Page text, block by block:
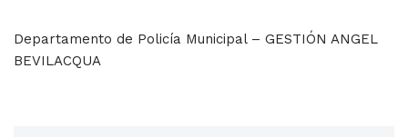
Departamento de Policía Municipal – GESTIÓN ANGEL
BEVILACQUA